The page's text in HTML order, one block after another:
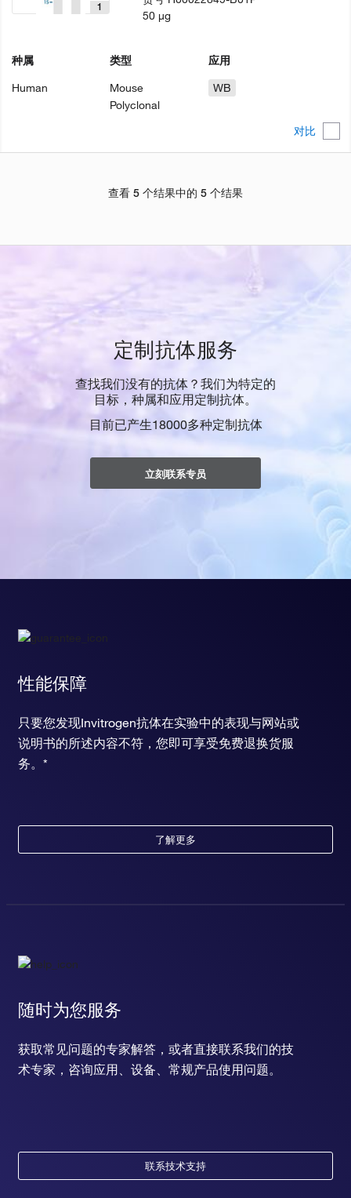
对比
1
种属
Human
类型
Mouse
Polyclonal
应用
WB
50 µg
查看 5 个结果中的 5 个结果
定制抗体服务
查找我们没有的抗体？我们为特定的
目标，种属和应用定制抗体。
目前已产生18000多种定制抗体
立刻联系专员
性能保障
只要您发现Invitrogen抗体在实验中的表现与网站或
说明书的所述内容不符，您即可享受免费退换货服
务。*
了解更多
随时为您服务
获取常见问题的专家解答，或者直接联系我们的技
术专家，咨询应用、设备、常规产品使用问题。
联系技术支持